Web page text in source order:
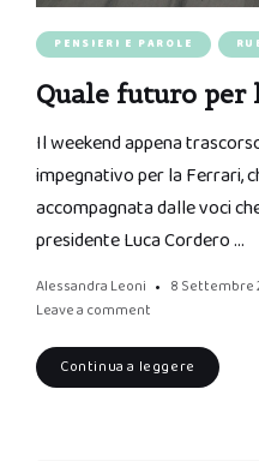
PENSIERI E PAROLE
Quale futuro per
Il weekend appena
impegnativo per la Ferrari,
accompagnata dalle voci
presidente Luca Cordero …
Alessandra Leoni 8 Settembre
Leave a comment
Continua a leggere